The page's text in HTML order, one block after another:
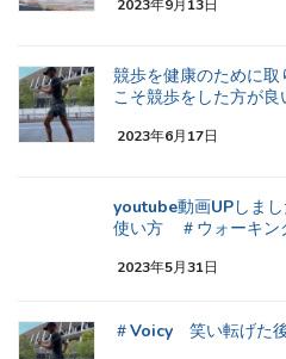
2023年9月13日
競歩を健康のために
こそ競歩をした方が良
2023年6月17日
youtube動画UPしま
使い方 ＃ウォーキン
2023年5月31日
＃Voicy 笑い転げた